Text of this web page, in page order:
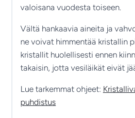
valoisana vuodesta toiseen.
Vältä hankaavia aineita ja
ne voivat himmentää kristallin
kristallit huolellisesti ennen
takaisin, jotta vesiläikät eivät
Lue tarkemmat ohjeet:
puhdistus